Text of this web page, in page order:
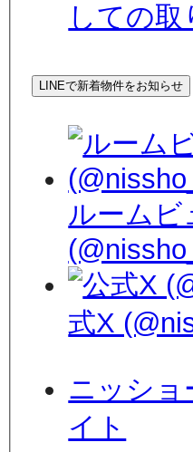
しての取
LINEで新着物件をお知らせ
ルームビ
式X
ニッショ
イト